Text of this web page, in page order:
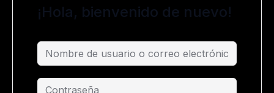
¡Hola, bienvenido de nuevo!